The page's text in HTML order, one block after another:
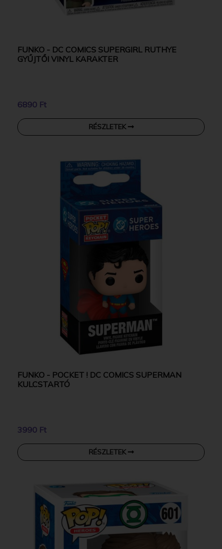
FUNKO - DC COMICS SUPERGIRL RUTHYE
GYŰJTŐI VINYL KARAKTER
6890 Ft
RÉSZLETEK
FUNKO - POCKET ! DC COMICS SUPERMAN
KULCSTARTÓ
3990 Ft
RÉSZLETEK